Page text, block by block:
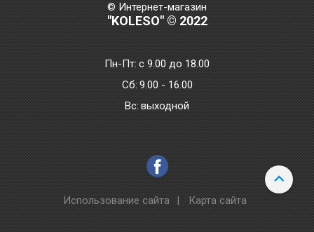
© Интернет-магазин
"KOLESO" © 2022
Пн-Пт:с 9.00 до 18.00
Сб: 9.00 - 16.00
Bc: выходной
Использование сайта | Карта сайта